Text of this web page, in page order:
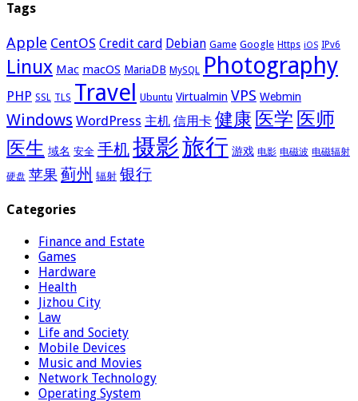
Tags
Apple CentOS Credit card Debian Game Google Https iOS IPv6
Linux Mac macOS MariaDB MySQL Photography
PHP SSL TLS Travel Ubuntu Virtualmin VPS Webmin
Windows WordPress 主机 信用卡 健康 医学 医师
医生 域名 安全 手机摄影旅行 游戏 电影 电磁波 电磁辐射
硬盘 苹果 蓟州 辐射 银行
Categories
Finance and Estate
Games
Hardware
Health
Jizhou City
Law
Life and Society
Mobile Devices
Music and Movies
Network Technology
Operating System